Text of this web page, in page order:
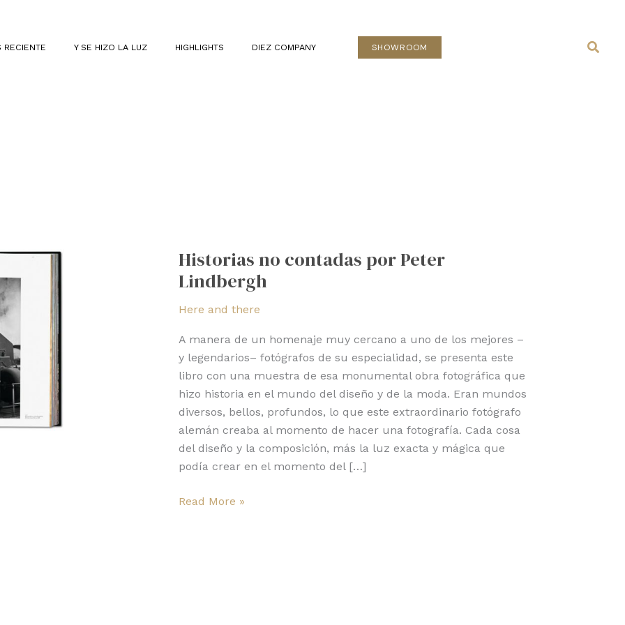
RECIENTE Y SE HIZO LA LUZ HIGHLIGHTS DIEZ COMPANY SHOWROOM
Historias no contadas por Peter
Lindbergh
Here and there
A manera de un homenaje muy cercano a uno de los mejores –
y legendarios– fotógrafos de su especialidad, se presenta este
libro con una muestra de esa monumental obra fotográfica que
hizo historia en el mundo del diseño y de la moda. Eran mundos
diversos, bellos, profundos, lo que este extraordinario fotógrafo
alemán creaba al momento de hacer una fotografía. Cada cosa
del diseño y la composición, más la luz exacta y mágica que
podía crear en el momento del […]
contadas
por
Lindbergh
Read More »